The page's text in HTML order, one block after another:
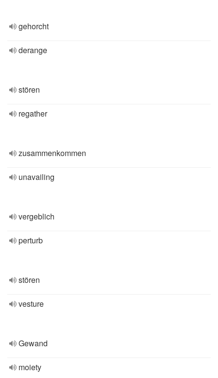
gehorcht
derange
stören
regather
zusammenkommen
unavailing
vergeblich
perturb
stören
vesture
Gewand
moiety